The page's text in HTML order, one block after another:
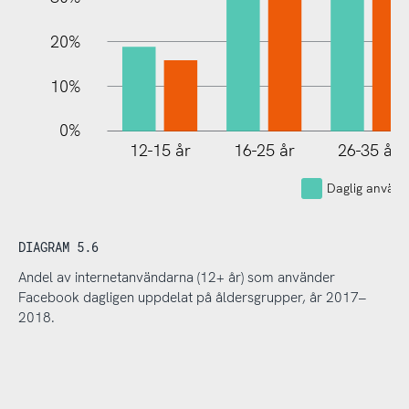
20%
10%
0%
12-15 år 16-25 år 26-35 år
Daglig
DIAGRAM 5.6
Andel av internetanvändarna (12+ år) som använder
Facebook dagligen uppdelat på åldersgrupper, år 2017–
2018.